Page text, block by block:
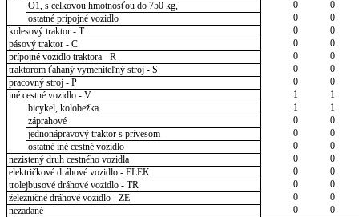
O1, s celkovou hmotnosťou do 750 kg,
0
0
ostatné prípojné vozidlo
0
0
kolesový traktor - T
0
0
pásový traktor - C
0
0
prípojné vozidlo traktora - R
0
0
traktorom ťahaný vymeniteľný stroj - S
0
0
pracovný stroj - P
0
0
iné cestné vozidlo - V
1
1
bicykel, kolobežka
1
1
záprahové
0
0
jednonápravový traktor s prívesom
0
0
ostatné iné cestné vozidlo
0
0
nezistený druh cestného vozidla
0
0
električkové dráhové vozidlo - ELEK
0
0
trolejbusové dráhové vozidlo - TR
0
0
železničné dráhové vozidlo - ZE
0
0
nezadané
0 0